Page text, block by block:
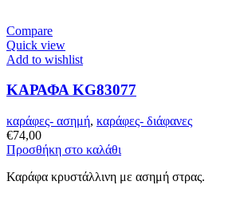
Compare
Quick view
Add to wishlist
ΚΑΡΑΦΑ KG83077
καράφες- ασημή, καράφες- διάφανες
€74,00
Προσθήκη στο καλάθι
Καράφα κρυστάλλινη με ασημή στρας.